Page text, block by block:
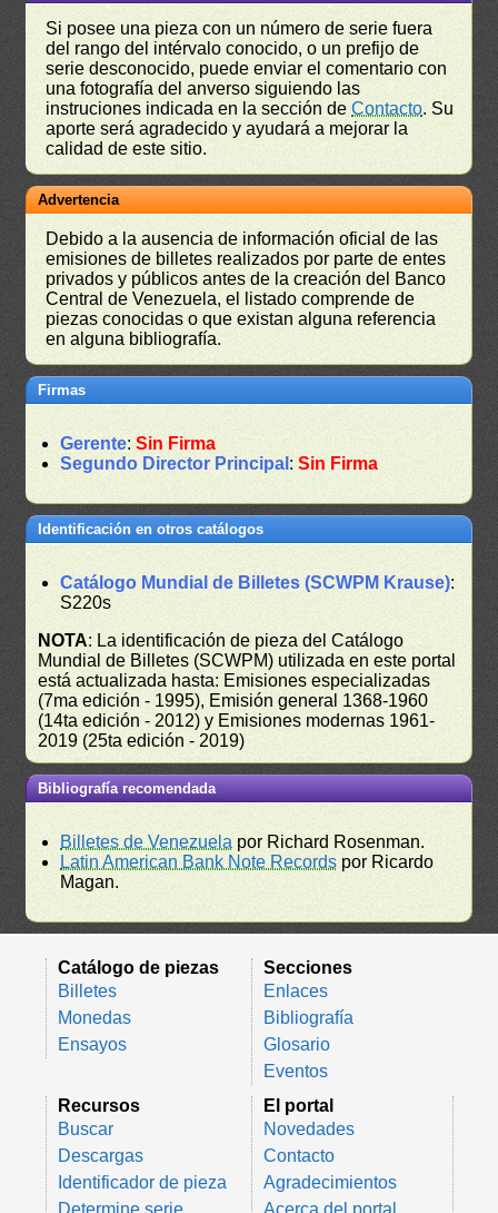
Si posee una pieza con un número de serie fuera
del rango del intérvalo conocido, o un prefijo de
serie desconocido, puede enviar el comentario con
una fotografía del anverso siguiendo las
instruciones indicada en la sección deContacto. Su
aporte será agradecido y ayudará a mejorar la
calidad de este sitio.
Advertencia
Debido a la ausencia de información oficial de las
emisiones de billetes realizados por parte de entes
privados y públicos antes de la creación del Banco
Central de Venezuela, el listado comprende de
piezas conocidas o que existan alguna referencia
en alguna bibliografía.
Firmas
Gerente:Sin Firma
Segundo Director Principal :Sin Firma
Identificación en otros catálogos
Catálogo Mundial de Billetes (SCWPM Krause):
S220s
NOTA: La identificación de pieza del Catálogo
Mundial de Billetes (SCWPM) utilizada en este portal
está actualizada hasta: Emisiones especializadas
(7ma edición - 1995), Emisión general 1368-1960
(14ta edición - 2012) y Emisiones modernas 1961-
2019 (25ta edición - 2019)
Bibliografía recomendada
Billetes de Venezuela por Richard Rosenman.
Latin American Bank Note Records por Ricardo
Magan.
Catálogo de piezas
Billetes
Monedas
Ensayos
Secciones
Enlaces
Bibliografía
Glosario
Eventos
Recursos
Buscar
Descargas
Identificador de pieza
El portal
Novedades
Contacto
Agradecimientos